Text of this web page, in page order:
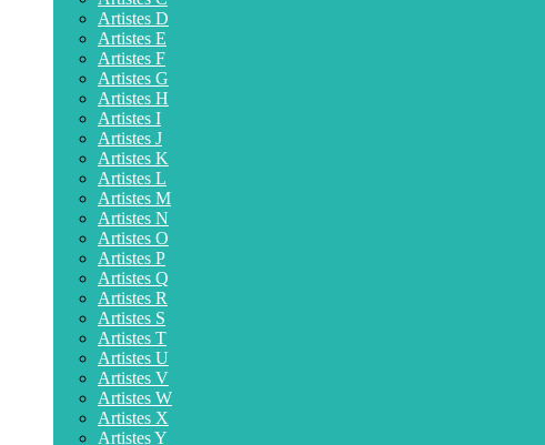
Artistes D
Artistes E
Artistes F
Artistes G
Artistes H
Artistes I
Artistes J
Artistes K
Artistes L
Artistes M
Artistes N
Artistes O
Artistes P
Artistes Q
Artistes R
Artistes S
Artistes T
Artistes U
Artistes V
Artistes W
Artistes X
Artistes Y